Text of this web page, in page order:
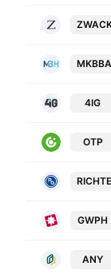
4IG
OTP
GWPH
ANY